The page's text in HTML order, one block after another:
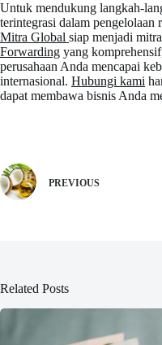
Untuk mendukung langkah-
terintegrasi dalam pengelolaan
Mitra Global siap menjadi
Forwarding yang
perusahaan Anda mencapai
internasional. Hubungi kami
dapat membawa bisnis Anda
PREVIOUS
Related Posts